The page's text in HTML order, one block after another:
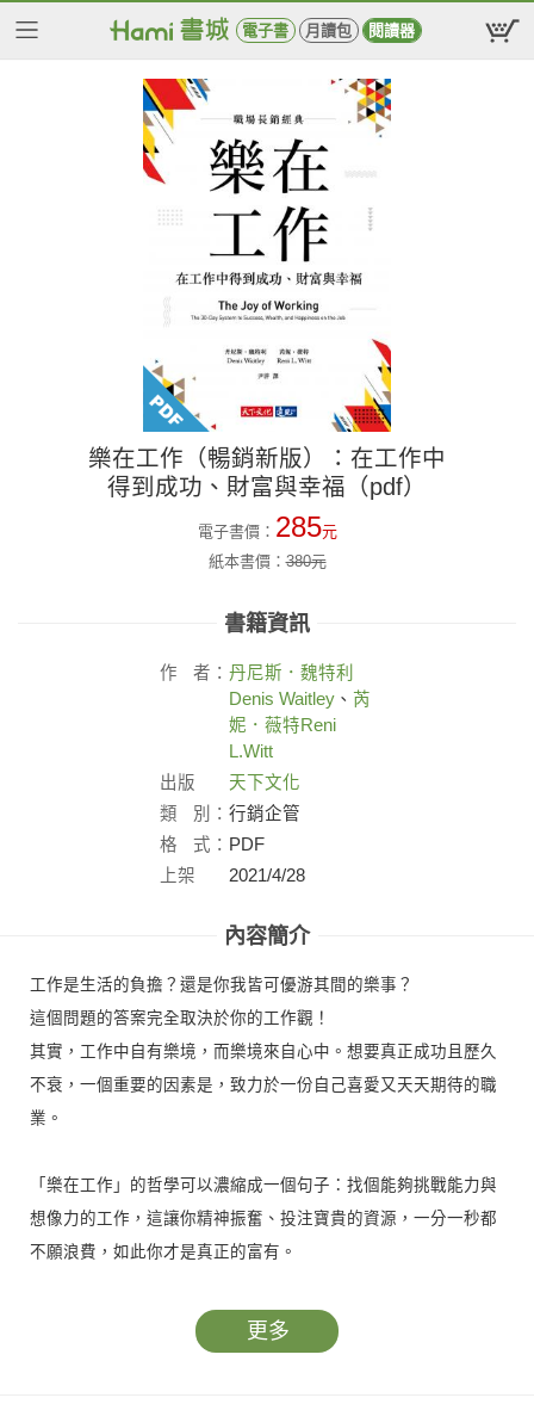
電子書 月讀包 閱讀器
樂在工作（暢銷新版）：在工作中
得到成功、財富與幸福（pdf）
電子書價： 285元
紙本書價：380元
書籍資訊
作 者： 丹尼斯．魏特利
Denis Waitley 、 芮
妮．薇特Reni
L.Witt
出版
社：
天下文化
類
別： 行銷企管
格
式： PDF
上架
2021/4/28
內容簡介
工作是生活的負擔？還是你我皆可優游其間的樂事？
這個問題的答案完全取決於你的工作觀！
其實，工作中自有樂境，而樂境來自心中。想要真正成功且歷久
不衰，一個重要的因素是，致力於一份自己喜愛又天天期待的職
業。
「樂在工作」的哲學可以濃縮成一個句子：找個能夠挑戰能力與
想像力的工作，這讓你精神振奮、投注寶貴的資源，一分一秒都
不願浪費，如此你才是真正的富有。
工作，不僅可以帶來物質的報償，更能讓人享受到自我實現的滿
足，所有讓人備感艱辛的挑戰和壓力，也是生命中最珍貴的淬
更多